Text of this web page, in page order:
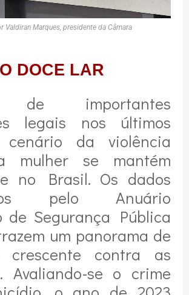
Valdiran Marques, presidente da Câmara
DOCE LAR
de importantes
legais nos últimos
da violência
mulher se mantém
no Brasil. Os dados
pelo Anuário
de Segurança Pública
um panorama de
crescente contra as
Avaliando-se o crime